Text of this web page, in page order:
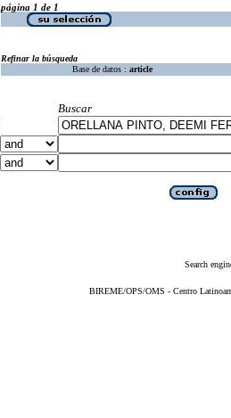
página 1 de 1
Refinar la búsqueda
Base de datos : article
Buscar
Search
BIREME/OPS/OMS - Centro